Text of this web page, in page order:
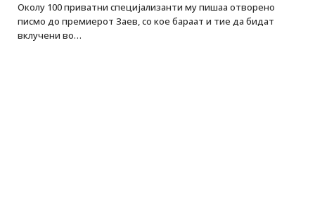
Околу 100 приватни специјализанти му пишаа отворено
писмо до премиерот Заев, со кое бараат и тие да бидат
вклучени во…